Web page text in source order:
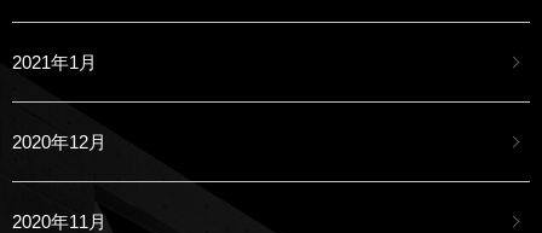
2021年1月
2020年12月
2020年11月